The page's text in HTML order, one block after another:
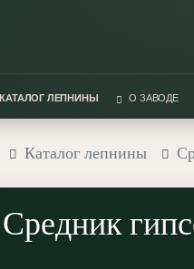
КАТАЛОГ ЛЕПНИНЫ О ЗАВОДЕ
Каталог лепнины
Средник